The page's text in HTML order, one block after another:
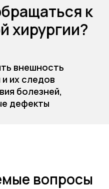
к
хирургии?
внешность
их следов
болезней,
дефекты
вопросы